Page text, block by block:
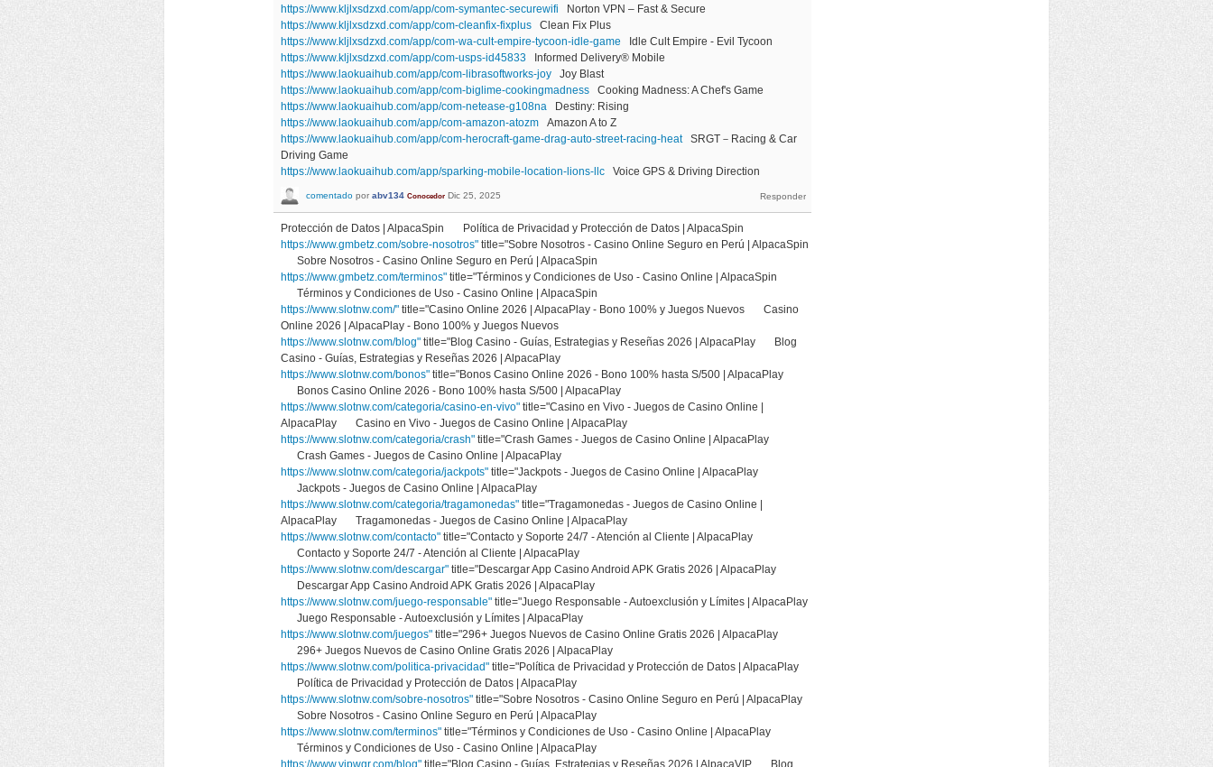
https://www.kljlxsdzxd.com/app/com-symantec-securewifi Norton VPN – Fast & Secure
https://www.kljlxsdzxd.com/app/com-cleanfix-fixplus Clean Fix Plus
https://www.kljlxsdzxd.com/app/com-wa-cult-empire-tycoon-idle-game Idle Cult Empire - Evil Tycoon
https://www.kljlxsdzxd.com/app/com-usps-id45833 Informed Delivery® Mobile
https://www.laokuaihub.com/app/com-librasoftworks-joy Joy Blast
https://www.laokuaihub.com/app/com-biglime-cookingmadness Cooking Madness: A Chef's Game
https://www.laokuaihub.com/app/com-netease-g108na Destiny: Rising
https://www.laokuaihub.com/app/com-amazon-atozm Amazon A to Z
https://www.laokuaihub.com/app/com-herocraft-game-drag-auto-street-racing-heatSRGT－Racing & Car
Driving Game
https://www.laokuaihub.com/app/sparking-mobile-location-lions-llc Voice GPS & Driving Direction
comentado por abv134 Conocedor Dic 25, 2025
Protección de Datos | AlpacaSpin Política de Privacidad y Protección de Datos | AlpacaSpin
https://www.gmbetz.com/sobre-nosotros" title="Sobre Nosotros - Casino Online Seguro en Perú | AlpacaSpin
Sobre Nosotros - Casino Online Seguro en Perú | AlpacaSpin
https://www.gmbetz.com/terminos" title="Términos y Condiciones de Uso - Casino Online | AlpacaSpin
Términos y Condiciones de Uso - Casino Online | AlpacaSpin
https://www.slotnw.com/" title="Casino Online 2026 | AlpacaPlay - Bono 100% y Juegos Nuevos Casino
Online 2026 | AlpacaPlay - Bono 100% y Juegos Nuevos
https://www.slotnw.com/blog" title="Blog Casino - Guías, Estrategias y Reseñas 2026 | AlpacaPlay Blog
Casino - Guías, Estrategias y Reseñas 2026 | AlpacaPlay
https://www.slotnw.com/bonos" title="Bonos Casino Online 2026 - Bono 100% hasta S/500 | AlpacaPlay
Bonos Casino Online 2026 - Bono 100% hasta S/500 | AlpacaPlay
https://www.slotnw.com/categoria/casino-en-vivo" title="Casino en Vivo - Juegos de Casino Online |
AlpacaPlay Casino en Vivo - Juegos de Casino Online | AlpacaPlay
https://www.slotnw.com/categoria/crash" title="Crash Games - Juegos de Casino Online | AlpacaPlay
Crash Games - Juegos de Casino Online | AlpacaPlay
https://www.slotnw.com/categoria/jackpots" title="Jackpots - Juegos de Casino Online | AlpacaPlay
Jackpots - Juegos de Casino Online | AlpacaPlay
https://www.slotnw.com/categoria/tragamonedas" title="Tragamonedas - Juegos de Casino Online |
AlpacaPlay Tragamonedas - Juegos de Casino Online | AlpacaPlay
https://www.slotnw.com/contacto" title="Contacto y Soporte 24/7 - Atención al Cliente | AlpacaPlay
Contacto y Soporte 24/7 - Atención al Cliente | AlpacaPlay
https://www.slotnw.com/descargar" title="Descargar App Casino Android APK Gratis 2026 | AlpacaPlay
Descargar App Casino Android APK Gratis 2026 | AlpacaPlay
https://www.slotnw.com/juego-responsable" title="Juego Responsable - Autoexclusión y Límites | AlpacaPlay
Juego Responsable - Autoexclusión y Límites | AlpacaPlay
https://www.slotnw.com/juegos" title="296+ Juegos Nuevos de Casino Online Gratis 2026 | AlpacaPlay
296+ Juegos Nuevos de Casino Online Gratis 2026 | AlpacaPlay
https://www.slotnw.com/politica-privacidad" title="Política de Privacidad y Protección de Datos | AlpacaPlay
Política de Privacidad y Protección de Datos | AlpacaPlay
https://www.slotnw.com/sobre-nosotros" title="Sobre Nosotros - Casino Online Seguro en Perú | AlpacaPlay
Sobre Nosotros - Casino Online Seguro en Perú | AlpacaPlay
https://www.slotnw.com/terminos" title="Términos y Condiciones de Uso - Casino Online | AlpacaPlay
Términos y Condiciones de Uso - Casino Online | AlpacaPlay
https://www.vipwgr.com/blog" title="Blog Casino - Guías, Estrategias y Reseñas 2026 | AlpacaVIP Blog